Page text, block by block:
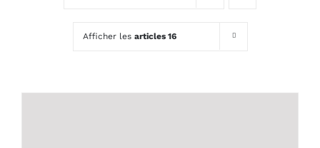
Afficher les articles 16